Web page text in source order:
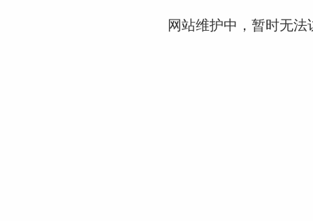
网站维护中，暂时无